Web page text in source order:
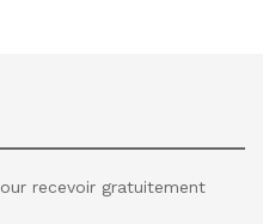
recevoir gratuitement